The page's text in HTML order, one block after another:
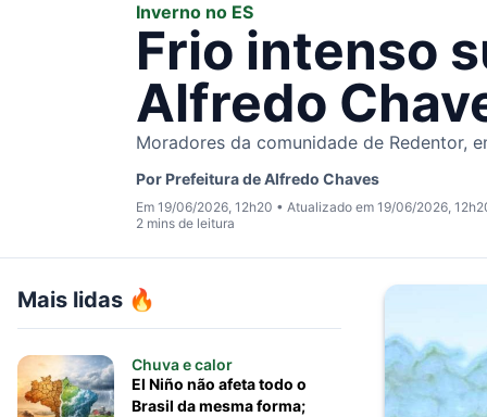
Inverno no ES
Frio intenso
Alfredo
Moradores da comunidade de Redentor,
Por Prefeitura de Alfredo Chaves
Em 19/06/2026, 12h20 • Atualizado em 19/06/2026,
2 mins de leitura
Mais lidas 🔥
Chuva e calor
El Niño não afeta todo o
Brasil da mesma forma;